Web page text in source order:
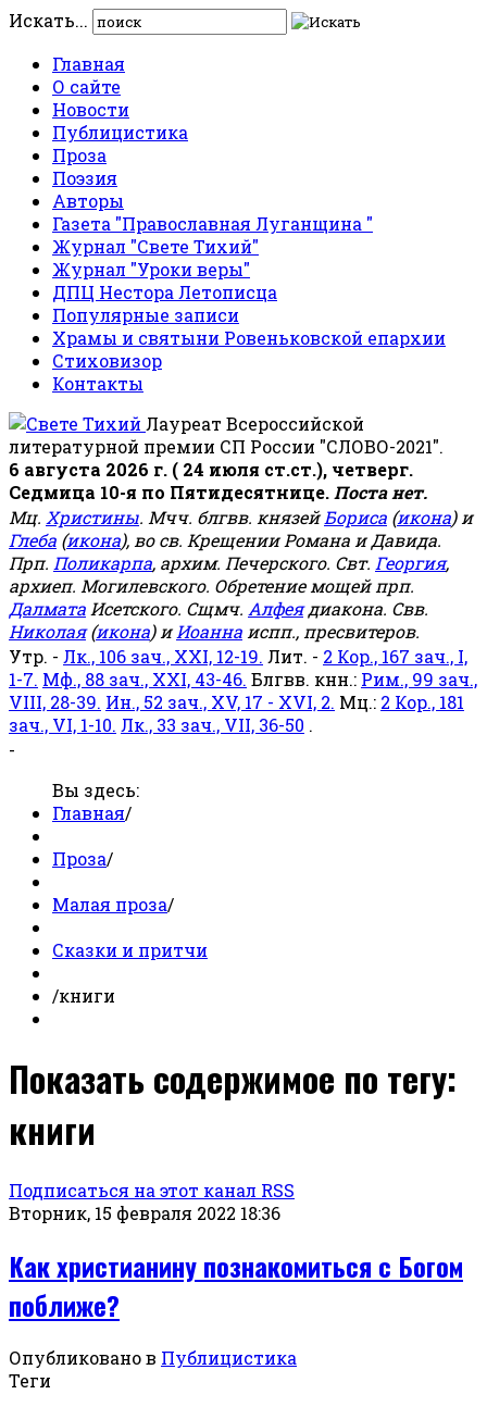
Искать...
Главная
О сайте
Новости
Публицистика
Проза
Поэзия
Авторы
Газета "Православная Луганщина "
Журнал "Свете Тихий"
Журнал "Уроки веры"
ДПЦ Нестора Летописца
Популярные записи
Храмы и святыни Ровеньковской епархии
Стиховизор
Контакты
Лауреат Всероссийской
литературной премии СП России "СЛОВО-2021".
6 августа 2026 г. ( 24 июля ст.ст.), четверг.
Седмица 10-я по Пятидесятнице. Поста нет.
Мц. Христины. Мчч. блгвв. князейБориса (икона) и
Глеба (икона), во св. Крещении Романа и Давида.
Прп. Поликарпа, архим. Печерского. Свт. Георгия,
архиеп. Могилевского. Обретение мощей прп.
Далмата Исетского. Сщмч. Алфеядиакона. Свв.
Николая(икона) иИоанна испп., пресвитеров.
Утр. - Лк., 106 зач., XXI, 12-19. Лит. - 2 Кор., 167 зач., I,
1-7. Мф., 88 зач., XXI, 43-46. Блгвв. кнн.: Рим., 99 зач.,
VIII, 28-39. Ин., 52 зач., XV, 17 - XVI, 2. Мц.: 2 Кор., 181
зач., VI, 1-10. Лк., 33 зач., VII, 36-50 .
-
Вы здесь:
Главная/
Проза/
Малая проза/
Сказки и притчи
/книги
Показать содержимое по тегу:
книги
Подписаться на этот канал RSS
Вторник, 15 февраля 2022 18:36
Как христианину познакомиться с Богом
поближе?
Опубликовано в Публицистика
Теги